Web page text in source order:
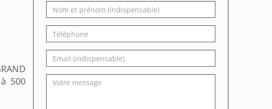
500
Nom
et
prénom
Téléphone
Email
Votre